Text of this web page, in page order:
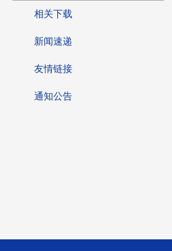
相关下载
新闻速递
友情链接
通知公告